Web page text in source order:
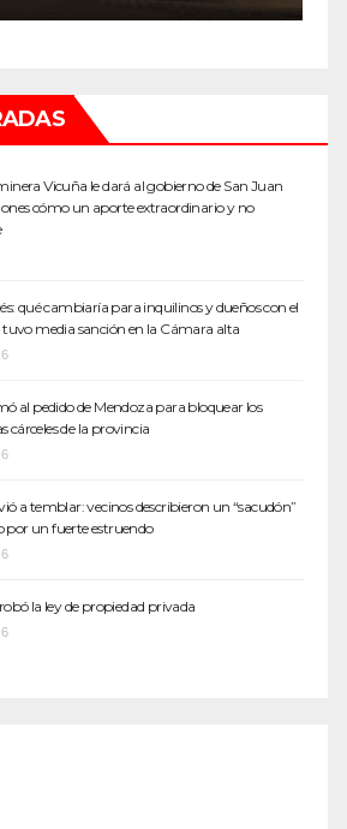
Vicuña le dará al gobierno de San Juan
cómo un aporte extraordinario y no
qué cambiaría para inquilinos y dueños con el
media sanción en la Cámara alta
al pedido de Mendoza para bloquear los
cárceles de la provincia
a temblar: vecinos describieron un “sacudón”
por un fuerte estruendo
la ley de propiedad privada